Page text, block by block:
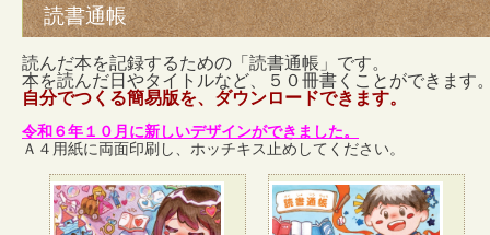
読書通帳
読んだ本を記録するための「読書通帳」です。
本を読んだ日やタイトルなど、５０冊書くことができます
自分でつくる簡易版を、ダウンロードできます。
令和６年１０月に新しいデザインができました。
Ａ４用紙に両面印刷し、ホッチキス止めしてください。